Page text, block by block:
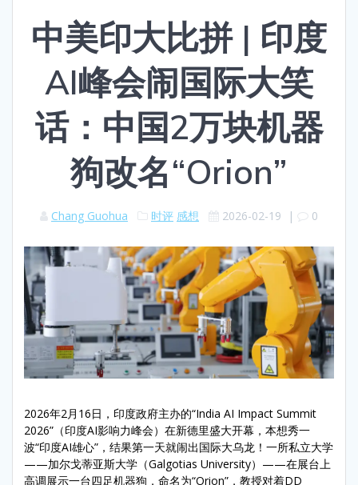
中美印大比拼 | 印度
AI峰会闹国际大笑
话：中国2万块机器
狗改名“Orion”
Chang Guohua 时评 感想 2026-02-19 | 0
2026年2月16日，印度政府主办的“India AI Impact Summit
2026”（印度AI影响力峰会）在新德里盛大开幕，本想秀一
波“印度AI雄心”，结果第一天就闹出国际大乌龙！一所私立大学
——加尔戈蒂亚斯大学（Galgotias University）——在展台上
高调展示一台四足机器狗，命名为“Orion”，教授对着DD